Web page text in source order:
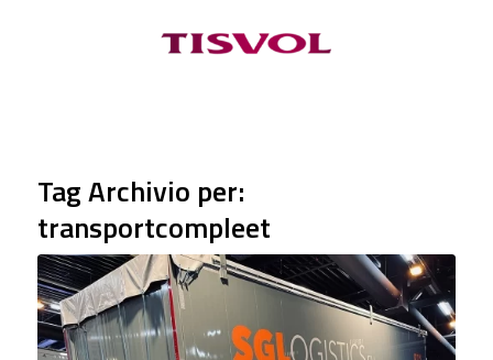
Tag Archivio per:
transportcompleet